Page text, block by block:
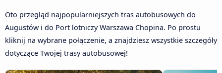
Oto przegląd najpopularniejszych tras autobusowych do
Augustów i do Port lotniczy Warszawa Chopina. Po prostu
kliknij na wybrane połączenie, a znajdziesz wszystkie szczegóły
dotyczące Twojej trasy autobusowej!